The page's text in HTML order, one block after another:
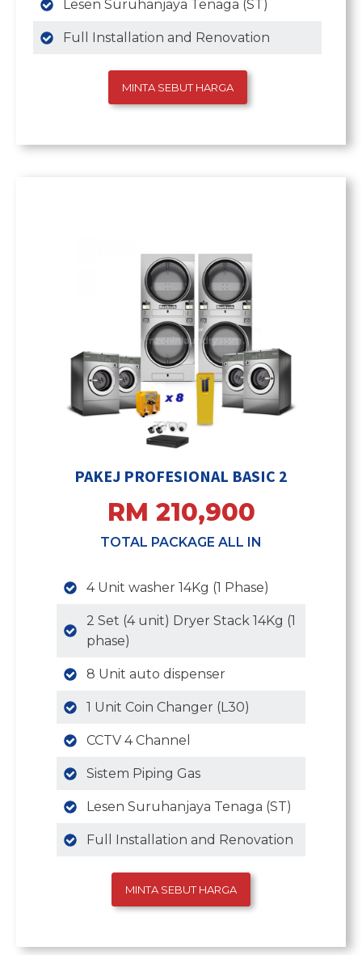
Lesen Suruhanjaya Tenaga (ST)
Full Installation and Renovation
MINTA SEBUT HARGA
PAKEJ PROFESIONAL BASIC 2
RM 210,900
TOTAL PACKAGE ALL IN
4 Unit washer 14Kg (1 Phase)
2 Set (4 unit) Dryer Stack 14Kg (1
phase)
8 Unit auto dispenser
1 Unit Coin Changer (L30)
CCTV 4 Channel
Sistem Piping Gas
Lesen Suruhanjaya Tenaga (ST)
Full Installation and Renovation
MINTA SEBUT HARGA